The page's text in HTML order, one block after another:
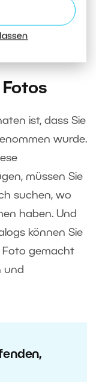
Daten
Daten der
Fotos
ist, dass Sie
wurde.
müssen Sie
suchen, wo
haben. Und
können Sie
Foto gemacht
und